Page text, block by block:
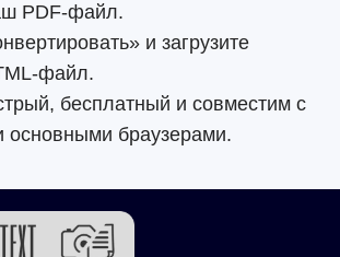
PDF-файл.
и загрузите
файл.
бесплатный и совместим с
основными браузерами.